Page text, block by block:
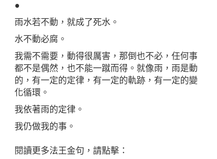
●
雨水若不動，就成了死水。
水不動必腐。
我需不需要，動得很厲害，那倒也不必，任何事
都不是偶然，也不能一蹴而得。就像雨，雨是動
的，有一定的定律，有一定的軌跡，有一定的變
化循環。
我依著雨的定律。
我仍做我的事。
閱讀更多法王金句，請點擊：